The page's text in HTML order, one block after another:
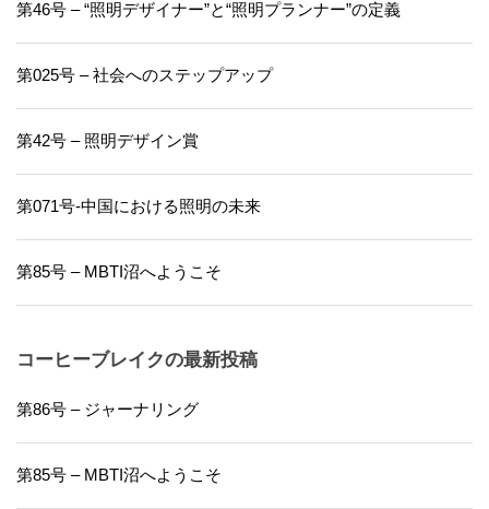
第46号 – “照明デザイナー”と“照明プランナー”の定義
第025号 – 社会へのステップアップ
第42号 – 照明デザイン賞
第071号-中国における照明の未来
第85号 – MBTI沼へようこそ
コーヒーブレイクの最新投稿
第86号 – ジャーナリング
第85号 – MBTI沼へようこそ